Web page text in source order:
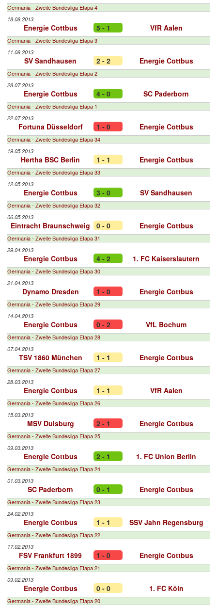
Germania - Zweite Bundesliga Etapa 4
18.08.2013
Energie Cottbus 5 - 1 VfR Aalen
Germania - Zweite Bundesliga Etapa 3
11.08.2013
SV Sandhausen 2 - 2 Energie Cottbus
Germania - Zweite Bundesliga Etapa 2
28.07.2013
Energie Cottbus 4 - 0 SC Paderborn
Germania - Zweite Bundesliga Etapa 1
22.07.2013
Fortuna Düsseldorf 1 - 0 Energie Cottbus
Germania - Zweite Bundesliga Etapa 34
19.05.2013
Hertha BSC Berlin 1 - 1 Energie Cottbus
Germania - Zweite Bundesliga Etapa 33
12.05.2013
Energie Cottbus 3 - 0 SV Sandhausen
Germania - Zweite Bundesliga Etapa 32
06.05.2013
Eintracht Braunschweig 0 - 0 Energie Cottbus
Germania - Zweite Bundesliga Etapa 31
29.04.2013
Energie Cottbus 4 - 2 1. FC Kaiserslautern
Germania - Zweite Bundesliga Etapa 30
21.04.2013
Dynamo Dresden 1 - 0 Energie Cottbus
Germania - Zweite Bundesliga Etapa 29
14.04.2013
Energie Cottbus 0 - 2 VfL Bochum
Germania - Zweite Bundesliga Etapa 28
07.04.2013
TSV 1860 München 1 - 1 Energie Cottbus
Germania - Zweite Bundesliga Etapa 27
28.03.2013
Energie Cottbus 1 - 1 VfR Aalen
Germania - Zweite Bundesliga Etapa 26
15.03.2013
MSV Duisburg 2 - 1 Energie Cottbus
Germania - Zweite Bundesliga Etapa 25
09.03.2013
Energie Cottbus 2 - 1 1. FC Union Berlin
Germania - Zweite Bundesliga Etapa 24
01.03.2013
SC Paderborn 0 - 1 Energie Cottbus
Germania - Zweite Bundesliga Etapa 23
24.02.2013
Energie Cottbus 1 - 1 SSV Jahn Regensburg
Germania - Zweite Bundesliga Etapa 22
17.02.2013
FSV Frankfurt 1899 1 - 0 Energie Cottbus
Germania - Zweite Bundesliga Etapa 21
09.02.2013
Energie Cottbus 0 - 0 1. FC Köln
Germania - Zweite Bundesliga Etapa 20